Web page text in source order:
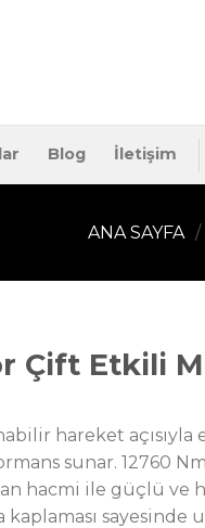
Blog İletişim
ANA SAYFA /
Çift Etkili
hareket açısıyla
sunar. 12760 Nm
hacmi ile güçlü ve
kaplaması sayesinde